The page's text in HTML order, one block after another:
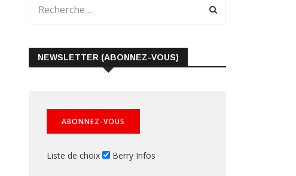
NEWSLETTER (ABONNEZ-VOUS)
Liste de choix Berry Infos